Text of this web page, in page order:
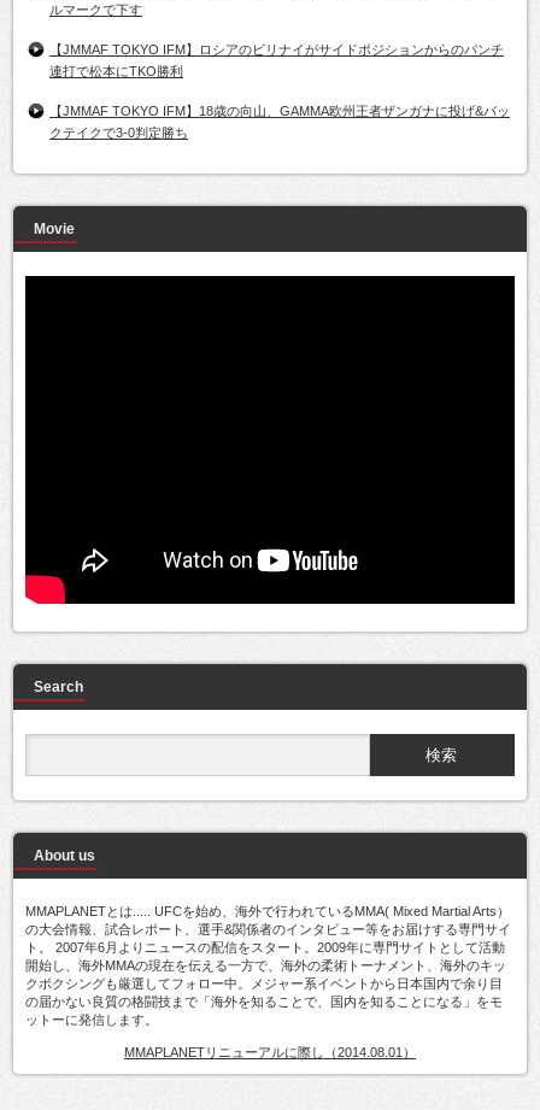
ルマークで下す
【JMMAF TOKYO IFM】ロシアのビリナイがサイドポジションからのパンチ
連打で松本にTKO勝利
【JMMAF TOKYO IFM】18歳の向山、GAMMA欧州王者ザンガナに投げ&バッ
クテイクで3-0判定勝ち
Movie
Search
About us
MMAPLANETとは..... UFCを始め、海外で行われているMMA( Mixed Martial Arts）
の大会情報、試合レポート、選手&関係者のインタビュー等をお届けする専門サイ
ト。 2007年6月よりニュースの配信をスタート。2009年に専門サイトとして活動
開始し、海外MMAの現在を伝える一方で、海外の柔術トーナメント、海外のキッ
クボクシングも厳選してフォロー中。メジャー系イベントから日本国内で余り目
の届かない良質の格闘技まで「海外を知ることで、国内を知ることになる」をモ
ットーに発信します。
MMAPLANETリニューアルに際し（2014.08.01）